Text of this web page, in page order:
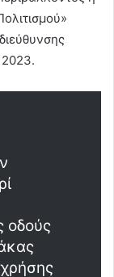
οδούς